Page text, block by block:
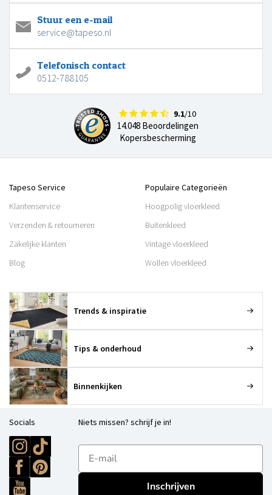
Stuur een e-mail
service@tapeso.nl
Telefonisch contact
0512-788105
9.1/10
14.048 Beoordelingen
Kopersbescherming
Tapeso Service
Klantenservice
Verzenden & retourneren
Zakelijke klanten
Blog
Populaire Categorieën
Hoogpolig vloerkleed
Buitenkleed
Vintage vloerkleed
Wollen vloerkleed
Trends & inspiratie
Tips & onderhoud
Binnenkijken
Socials Niets missen? schrijf je in!
E-mailadres
Inschrijven